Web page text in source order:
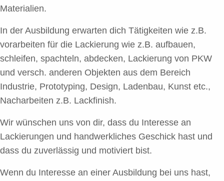
Materialien.
In der Ausbildung erwarten dich Tätigkeiten wie z.B.
vorarbeiten für die Lackierung wie z.B. aufbauen,
schleifen, spachteln, abdecken, Lackierung von PKW
und versch. anderen Objekten aus dem Bereich
Industrie, Prototyping, Design, Ladenbau, Kunst etc.,
Nacharbeiten z.B. Lackfinish.
Wir wünschen uns von dir, dass du Interesse an
Lackierungen und handwerkliches Geschick hast und
dass du zuverlässig und motiviert bist.
Wenn du Interesse an einer Ausbildung bei uns hast,